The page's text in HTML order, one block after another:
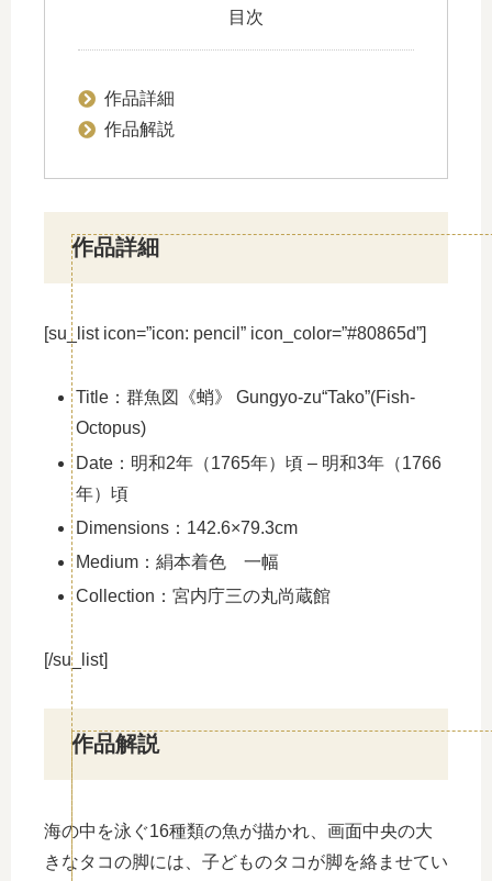
目次
作品詳細
作品解説
作品詳細
[su_list icon=”icon: pencil” icon_color=”#80865d”]
Title：群魚図《蛸》 Gungyo-zu“Tako”(Fish-
Octopus)
Date：明和2年（1765年）頃 – 明和3年（1766
年）頃
Dimensions：142.6×79.3cm
Medium：絹本着色 一幅
Collection：宮内庁三の丸尚蔵館
[/su_list]
作品解説
海の中を泳ぐ16種類の魚が描かれ、画面中央の大
きなタコの脚には、子どものタコが脚を絡ませてい